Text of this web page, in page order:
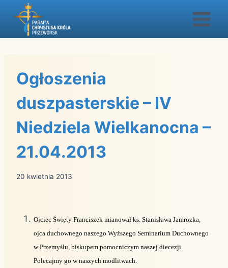
Przejdź
Ogłoszenia
duszpasterskie – IV
Niedziela Wielkanocna –
21.04.2013
20 kwietnia 2013
Ojciec Święty Franciszek mianował ks. Stanisława Jamrozka,
ojca duchownego naszego Wyższego Seminarium Duchownego
w Przemyślu, biskupem pomocniczym naszej diecezji.
Polecajmy go w naszych modlitwach.